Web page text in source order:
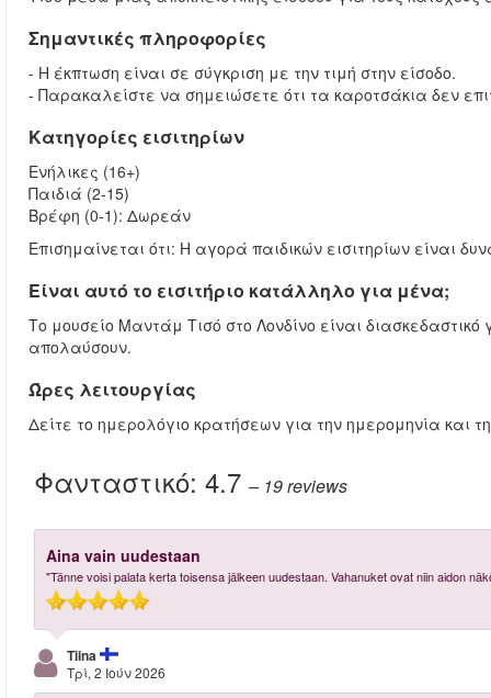
Σημαντικές πληροφορίες
- Η έκπτωση είναι σε σύγκριση με την τιμή στην είσοδο.
- Παρακαλείστε να σημειώσετε ότι τα καροτσάκια δεν
Κατηγορίες εισιτηρίων
Ενήλικες (16+)
Παιδιά (2-15)
Βρέφη (0-1): Δωρεάν
Επισημαίνεται ότι: Η αγορά παιδικών εισιτηρίων είναι
Είναι αυτό το εισιτήριο κατάλληλο για μένα;
Το μουσείο Μαντάμ Τισό στο Λονδίνο είναι διασκεδαστικό
απολαύσουν.
Ώρες λειτουργίας
Δείτε το ημερολόγιο κρατήσεων για την ημερομηνία και
Φανταστικό: 4.7 – 19reviews
Aina vain uudestaan
"Tänne voisi palata kerta toisensa jälkeen uudestaan. Vahanuket ovat niin aidon
Tiina
Τρί, 2 Ιούν 2026